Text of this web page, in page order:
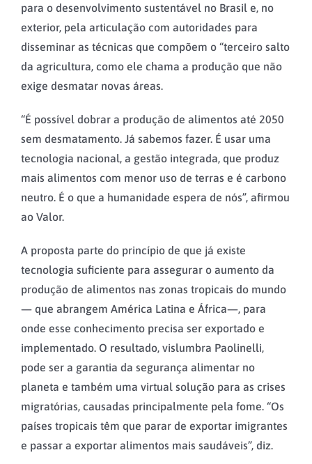
para o desenvolvimento sustentável no Brasil e, no
exterior, pela articulação com autoridades para
disseminar as técnicas que compõem o “terceiro salto
da agricultura, como ele chama a produção que não
exige desmatar novas áreas.
“É possível dobrar a produção de alimentos até 2050
sem desmatamento. Já sabemos fazer. É usar uma
tecnologia nacional, a gestão integrada, que produz
mais alimentos com menor uso de terras e é carbono
neutro. É o que a humanidade espera de nós”, afirmou
ao Valor.
A proposta parte do princípio de que já existe
tecnologia suficiente para assegurar o aumento da
produção de alimentos nas zonas tropicais do mundo
— que abrangem América Latina e África—, para
onde esse conhecimento precisa ser exportado e
implementado. O resultado, vislumbra Paolinelli,
pode ser a garantia da segurança alimentar no
planeta e também uma virtual solução para as crises
migratórias, causadas principalmente pela fome. “Os
países tropicais têm que parar de exportar imigrantes
e passar a exportar alimentos mais saudáveis”, diz.